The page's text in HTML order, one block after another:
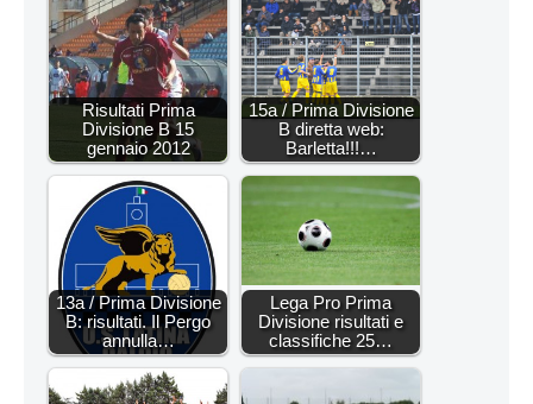
Risultati Prima
Divisione B 15
gennaio 2012
15a / Prima Divisione
B diretta web:
Barletta!!!…
13a / Prima Divisione
B: risultati. Il Pergo
annulla…
Lega Pro Prima
Divisione risultati e
classifiche 25…